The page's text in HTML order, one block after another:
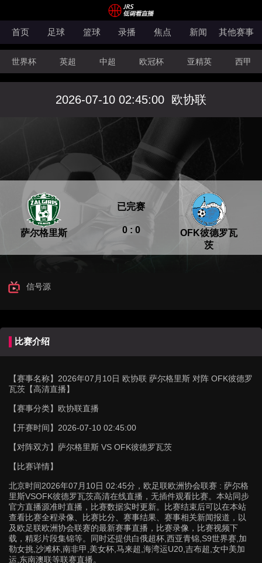
首页 足球 篮球 录播 焦点 新闻 其他赛事
世界杯 英超 中超 欧冠杯 亚精英 西甲
韩K联 法甲 科索沃超 意甲 世亚预 中甲
法罗超 日职联 NBA CBA
2026-07-10 02:45:00 欧协联
萨尔格里斯 0 : 0
已完赛
OFK彼德罗瓦
茨
信号源
比赛介绍
【赛事名称】 2026年07月10日 欧协联 萨尔格里斯 对阵 OFK彼德罗
瓦茨【高清直播】
【赛事分类】 欧协联直播
【开赛时间】 2026-07-10 02:45:00
【对阵双方】 萨尔格里斯 VS OFK彼德罗瓦茨
【比赛详情】
北京时间2026年07月10日 02:45分，欧足联欧洲协会联赛 : 萨尔格
里斯VSOFK彼德罗瓦茨高清在线直播，无插件观看比赛。本站同步
官方直播源准时直播，比赛数据实时更新。比赛结束后可以在本站
查看比赛全程录像、比赛比分、赛事结果、赛事相关新闻报道，以
及欧足联欧洲协会联赛的最新赛事直播，比赛录像，比赛视频下
载，精彩片段集锦等。同时还提供白俄超杯,西亚青锦,S9世界赛,加
勒女挑,沙滩杯,南非甲,美女杯,马来超,海湾运U20,吉布超,女中美加
运,东南澳联等联赛直播。